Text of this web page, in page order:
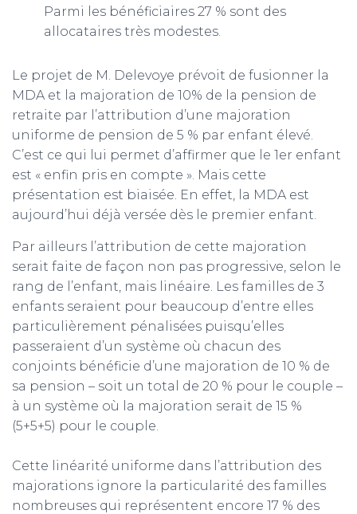
Parmi les bénéficiaires 27 % sont des
allocataires très modestes.
Le projet de M. Delevoye prévoit de fusionner la
MDA et la majoration de 10% de la pension de
retraite par l’attribution d’une majoration
uniforme de pension de 5 % par enfant élevé.
C’est ce qui lui permet d’affirmer que le 1er enfant
est « enfin pris en compte ». Mais cette
présentation est biaisée. En effet, la MDA est
aujourd’hui déjà versée dès le premier enfant.
Par ailleurs l’attribution de cette majoration
serait faite de façon non pas progressive, selon le
rang de l’enfant, mais linéaire. Les familles de 3
enfants seraient pour beaucoup d’entre elles
particulièrement pénalisées puisqu’elles
passeraient d’un système où chacun des
conjoints bénéficie d’une majoration de 10 % de
sa pension – soit un total de 20 % pour le couple –
à un système où la majoration serait de 15 %
(5+5+5) pour le couple.
Cette linéarité uniforme dans l’attribution des
majorations ignore la particularité des familles
nombreuses qui représentent encore 17 % des